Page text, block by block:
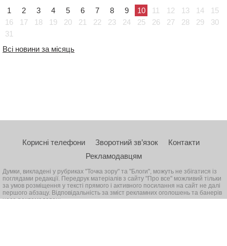
1
2 3 4 5 6 7 8 9 10 11 12 13 14
15
16
17 18 19 20 21 22 23 24 25 26 27 28 29
30
31
Всі новини за місяць
Корисні телефони Зворотний зв’язок
Контакти
Рекламодавцям
Думки, викладені у рубриках "Точка зору" та "Блоги", можуть не збігатися із
поглядами редакції. Передрук матеріалів з сайту "Про все" можливий тільки
за умов розміщення у тексті прямого і активного посилання на сайт не далі
першого абзацу. Відповідальність за зміст рекламних оголошень та банерів
несе рекламодавець